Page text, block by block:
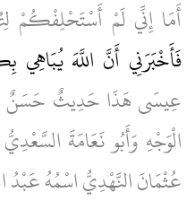
أَمَا إِنِّي لَمْ أَسْتَحْلِفْكُمْ
فَأَخْبَرَنِي أَنَّ اللَّهَ
عِيسَى هَذَا حَدِيثٌ حَسَنٌ
الْوَجْهِ وَأَبُو نَعَامَةَ
عُثْمَانَ النَّهْدِيُّ اسْمُهُ عَبْدُ